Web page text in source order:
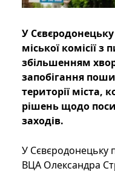
У Сєвєродонецьку
міської комісії з
збільшенням
запобігання
території міста,
рішень щодо
заходів.
У Сєвєродонецьку
ВЦА Олександра